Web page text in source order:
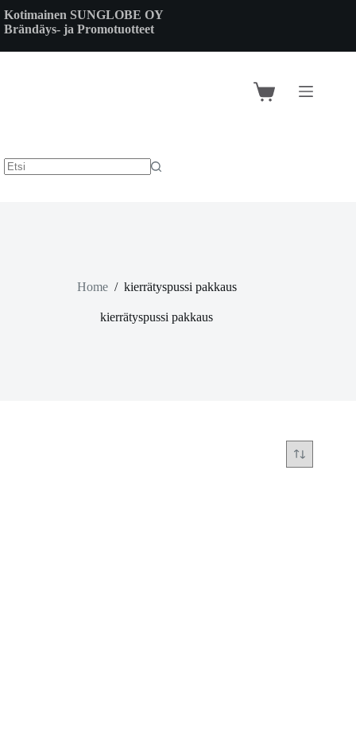
to
content
Kotimainen SUNGLOBE OY
Brändäys- ja Promotuotteet
Shopping
Home / kierrätyspussi pakkaus
kierrätyspussi pakkaus